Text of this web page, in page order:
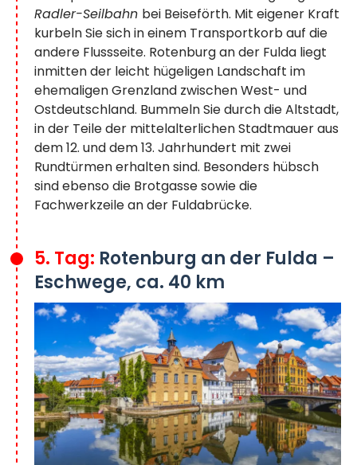
Radler-Seilbahn bei Beiseförth. Mit eigener Kraft
kurbeln Sie sich in einem Transportkorb auf die
andere Flussseite. Rotenburg an der Fulda liegt
inmitten der leicht hügeligen Landschaft im
ehemaligen Grenzland zwischen West- und
Ostdeutschland. Bummeln Sie durch die Altstadt,
in der Teile der mittelalterlichen Stadtmauer aus
dem 12. und dem 13. Jahrhundert mit zwei
Rundtürmen erhalten sind. Besonders hübsch
sind ebenso die Brotgasse sowie die
Fachwerkzeile an der Fuldabrücke.
5. Tag: Rotenburg an der Fulda –
Eschwege, ca. 40 km